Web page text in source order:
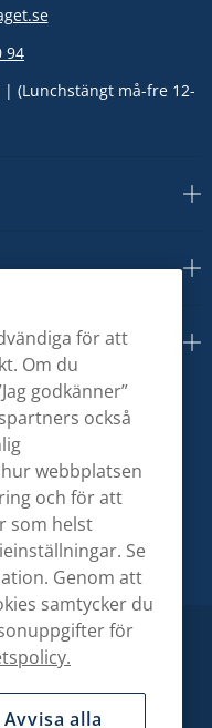
94
| (Lunchstängt må-fre 12-
för att
Om du
godkänner”
också
webbplatsen
och för att
som helst
Se
Genom att
samtycker du
för
Avvisa alla